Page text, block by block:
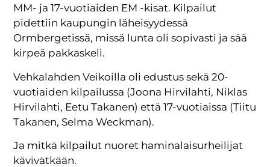
MM- ja 17-vuotiaiden EM -kisat. Kilpailut
pidettiin kaupungin läheisyydessä
Ormbergetissä, missä lunta oli sopivasti ja sää
kirpeä pakkaskeli.
Vehkalahden Veikoilla oli edustus sekä 20-
vuotiaiden kilpailussa (Joona Hirvilahti, Niklas
Hirvilahti, Eetu Takanen) että 17-vuotiaissa (Tiitu
Takanen, Selma Weckman).
Ja mitkä kilpailut nuoret haminalaisurheilijat
kävivätkään.